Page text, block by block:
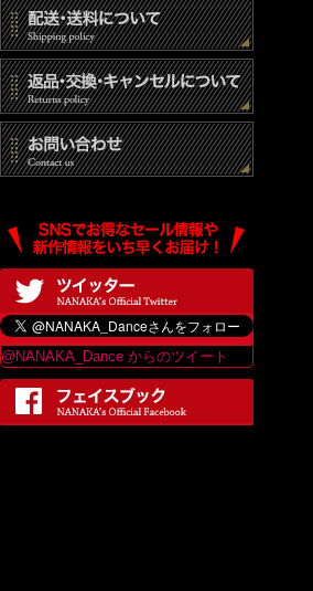
@NANAKA_Dance からのツイート